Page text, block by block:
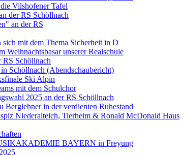
Vilshofener Tafel
der RS Schöllnach
an der RS
sich mit dem Thema Sicherheit in D
Weihnachtsbasar unserer Realschule
RS Schöllnach
Schöllnach (Abendschaubericht)
Ski Alpin
mit dem Schulchor
2025 an der RS Schöllnach
Berglehner in der verdienten Ruhestand
Niederalteich, Tierheim & Ronald McDonald Haus
BAYERN in Freyung